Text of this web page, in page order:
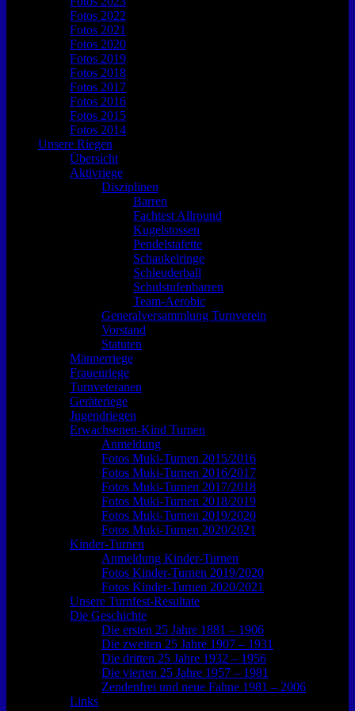
Fotos 2022
Fotos 2021
Fotos 2020
Fotos 2019
Fotos 2018
Fotos 2017
Fotos 2016
Fotos 2015
Fotos 2014
Unsere Riegen
Übersicht
Aktivriege
Disziplinen
Barren
Fachtest Allround
Kugelstossen
Pendelstafette
Schaukelringe
Schleuderball
Schulstufenbarren
Team-Aerobic
Generalversammlung Turnverein
Vorstand
Statuten
Männerriege
Frauenriege
Turnveteranen
Geräteriege
Jugendriegen
Erwachsenen-Kind Turnen
Anmeldung
Fotos Muki-Turnen 2015/2016
Fotos Muki-Turnen 2016/2017
Fotos Muki-Turnen 2017/2018
Fotos Muki-Turnen 2018/2019
Fotos Muki-Turnen 2019/2020
Fotos Muki-Turnen 2020/2021
Kinder-Turnen
Anmeldung Kinder-Turnen
Fotos Kinder-Turnen 2019/2020
Fotos Kinder-Turnen 2020/2021
Unsere Turnfest-Resultate
Die Geschichte
Die ersten 25 Jahre 1881 – 1906
Die zweiten 25 Jahre 1907 – 1931
Die dritten 25 Jahre 1932 – 1956
Die vierten 25 Jahre 1957 – 1981
Zendenfrei und neue Fahne 1981 – 2006
Links